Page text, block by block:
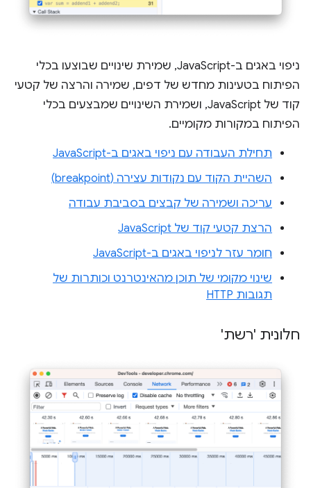
ניפוי באגים ב-JavaScript, שמירת שינויים שבוצעו בכלי
הפיתוח בטעינות מחדש של דפים, שמירה והרצה של קטעי
קוד של JavaScript, ושמירת השינויים שמבצעים בכלי
הפיתוח במקורות מקומיים.
תחילת העבודה עם ניפוי באגים ב-JavaScript
השהיית הקוד עם נקודות עצירה (breakpoint)
עריכה ושמירה של קבצים בסביבת עבודה
הרצת קטעי קוד של JavaScript
חומר עזר לניפוי באגים ב-JavaScript
שינוי מקומי של תוכן מהאינטרנט וכותרות של
תגובות HTTP
חלונית 'רשת'